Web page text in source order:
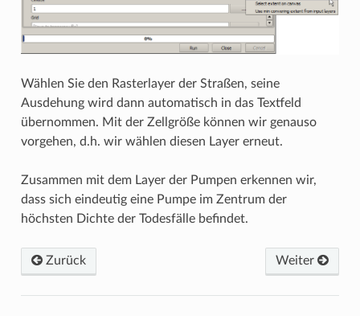
Wählen Sie den Rasterlayer der Straßen, seine
Ausdehung wird dann automatisch in das Textfeld
übernommen. Mit der Zellgröße können wir genauso
vorgehen, d.h. wir wählen diesen Layer erneut.
Zusammen mit dem Layer der Pumpen erkennen wir,
dass sich eindeutig eine Pumpe im Zentrum der
höchsten Dichte der Todesfälle befindet.
Zurück Weiter